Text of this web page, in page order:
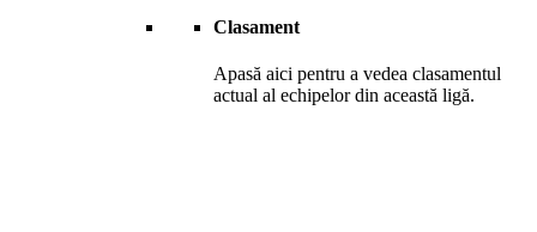
Clasament
Apasă aici pentru a vedea clasamentul
actual al echipelor din această ligă.